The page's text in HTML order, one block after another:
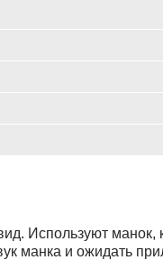
Используют манок,
манка и ожидать